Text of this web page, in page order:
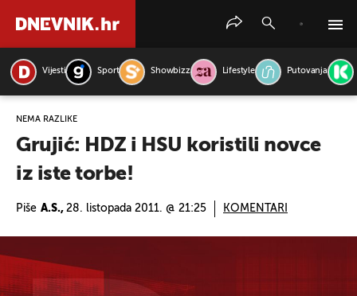
Vijesti Sport Showbizz Lifestyle Putovanja
NEMA RAZLIKE
Grujić: HDZ i HSU koristili novce
iz iste torbe!
Piše A.S., 28. listopada 2011. @ 21:25 KOMENTARI
PRETRAŽITE VIJESTI